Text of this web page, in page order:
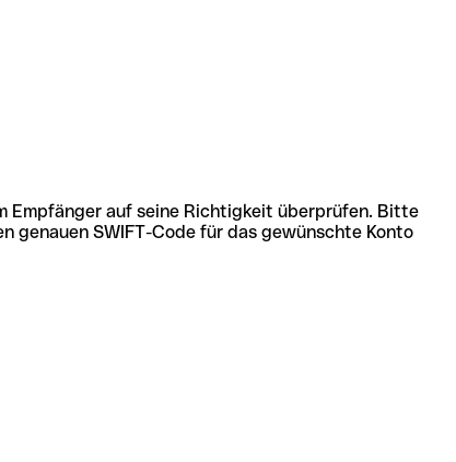
Empfänger auf seine Richtigkeit überprüfen. Bitte
genauen SWIFT-Code für das gewünschte Konto